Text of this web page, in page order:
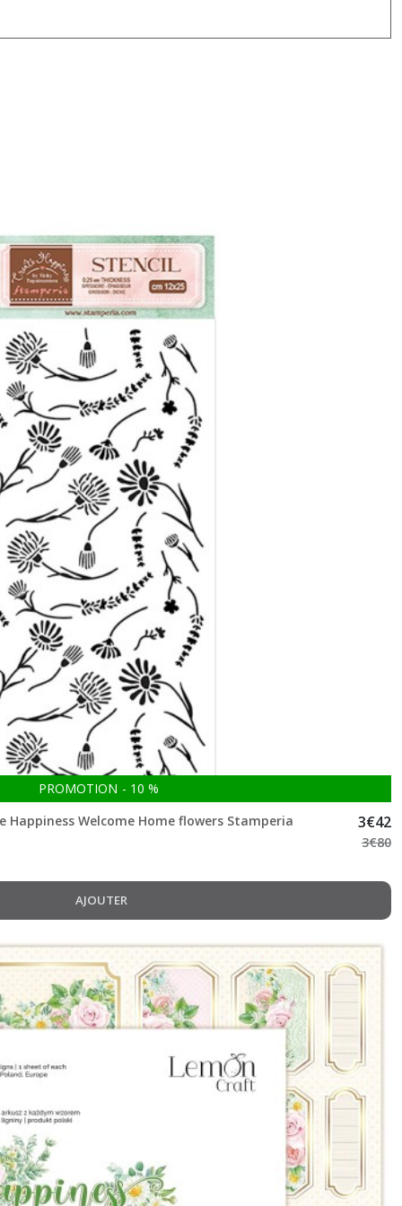
PROMOTION - 10 %
Happiness Welcome Home flowers Stamperia
3€42
3€80
AJOUTER